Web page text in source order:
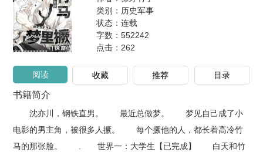
类别：历史军事
状态：连载
字数：552242
点击： 262
阅读 收藏 推荐 目录
书籍简介
沈亦川，钢铁直男。 最近总做梦。 梦见自己成了小
电影的男主角，被很多人撅。 每个撅他的人，都长着高冷竹
马的那张脸。 . 世界一：大学生【已完成】 白天和竹